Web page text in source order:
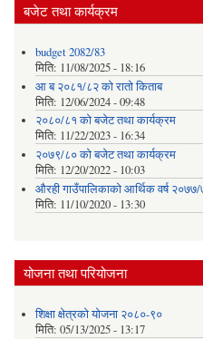
बजेट तथा कार्यक्रम
budget 2082/83
मिति: 11/08/2025 - 18:16
आ ब २०८१/८२ काे राताे किताब
मिति: 12/06/2024 - 09:48
२०८०/८१ को बजेट तथा कार्यक्रम
मिति: 11/22/2023 - 16:34
२०७९/८० को बजेट तथा कार्यक्रम
मिति: 12/20/2022 - 10:03
औरही गाउँपालिकाको आर्थिक वर्ष
मिति: 11/10/2020 - 13:30
योजना तथा परियोजना
शिक्षा क्षेत्रको योजना २०८०-९०
मिति: 05/13/2025 - 13:17